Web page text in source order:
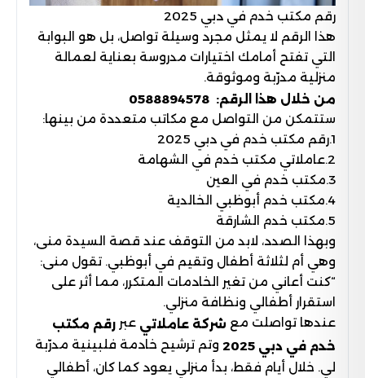
رقم مكتب خدم في دبي 2025
هذا الرقم لا يمثل مجرد وسيلة تواصل، بل هو البوابة
التي تفتح أمامك اختيارات مدروسة بعناية لعمالة
منزلية مدرّبة وموثوقة.
من خلال هذا الرقم: 0588894578
ستتمكن من التواصل مع مكاتب متعددة من بينها:
1.رقم مكتب خدم في دبي 2025
2.عاملاتي مكتب خدم في الشهامة
3.مكتب خدم في العين
4.مكتب خدم أبوظبي الخالدية
5.مكتب خدم الشارقة
وبهذا الصدد، لابد من التوقف عند قصة السيدة منى،
وهي أم لثلاثة أطفال وتقيم في أبوظبي. تقول منى:
“كنت أعاني من تغير الخادمات المتكرر، مما أثر على
استقرار أطفالي ونظافة منزلي.
عندها تواصلت مع شركة عاملاتي عبر رقم مكتب
خدم في دبي 2025
وتم ترشيح خادمة فلبينية مدرّبة
لي. خلال أيام فقط، بدأ منزلي يعود كما كان، أطفالي